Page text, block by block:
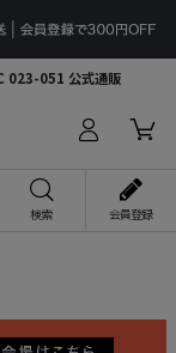
023-051 公式通販
検索 会員登録